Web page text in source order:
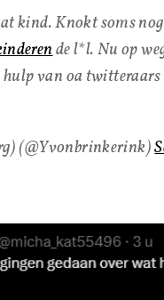
kind. Knokt soms
de l*l. Nu op
van oa twitteraars
(@Yvonbrinkerink)